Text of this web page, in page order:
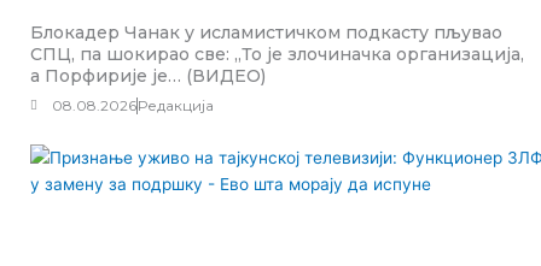
Блокадер Чанак у исламистичком подкасту пљувао
СПЦ, па шокирао све: „То је злочиначка организација,
а Порфирије је… (ВИДЕО)
08.08.2026Редакција